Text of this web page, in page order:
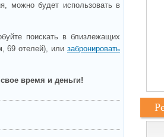
можно будет использовать в
поискать в близлежащих
69 отелей), илизабронировать
время и деньги!